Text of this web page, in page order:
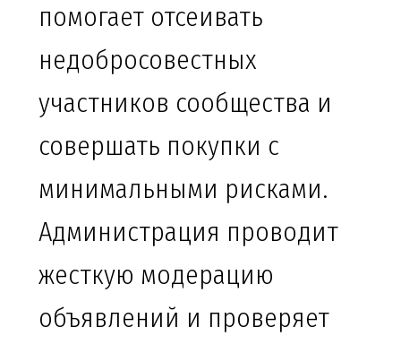
помогает отсеивать
недобросовестных
участников сообщества и
совершать покупки с
минимальными рисками.
Администрация проводит
жесткую модерацию
объявлений и проверяет